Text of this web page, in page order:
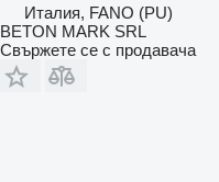
Италия, FANO (PU)
BETON MARK SRL
Свържете се с продавача